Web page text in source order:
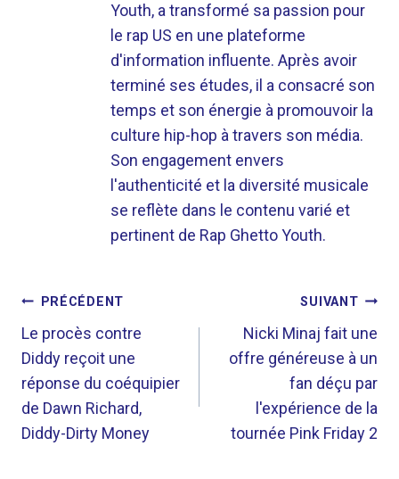
Youth, a transformé sa passion pour
le rap US en une plateforme
d'information influente. Après avoir
terminé ses études, il a consacré son
temps et son énergie à promouvoir la
culture hip-hop à travers son média.
Son engagement envers
l'authenticité et la diversité musicale
se reflète dans le contenu varié et
pertinent de Rap Ghetto Youth.
NAVIGATION
DE
L’ARTICLE
PRÉCÉDENT
Le procès contre
Diddy reçoit une
réponse du coéquipier
de Dawn Richard,
Diddy-Dirty Money
SUIVANT
Nicki Minaj fait une
offre généreuse à un
fan déçu par
l'expérience de la
tournée Pink Friday 2